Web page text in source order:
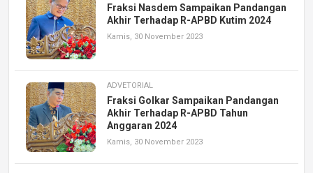
Fraksi Nasdem Sampaikan Pandangan
Akhir Terhadap R-APBD Kutim 2024
Kamis, 30 November 2023
ADVETORIAL
Fraksi Golkar Sampaikan Pandangan
Akhir Terhadap R-APBD Tahun
Anggaran 2024
Kamis, 30 November 2023